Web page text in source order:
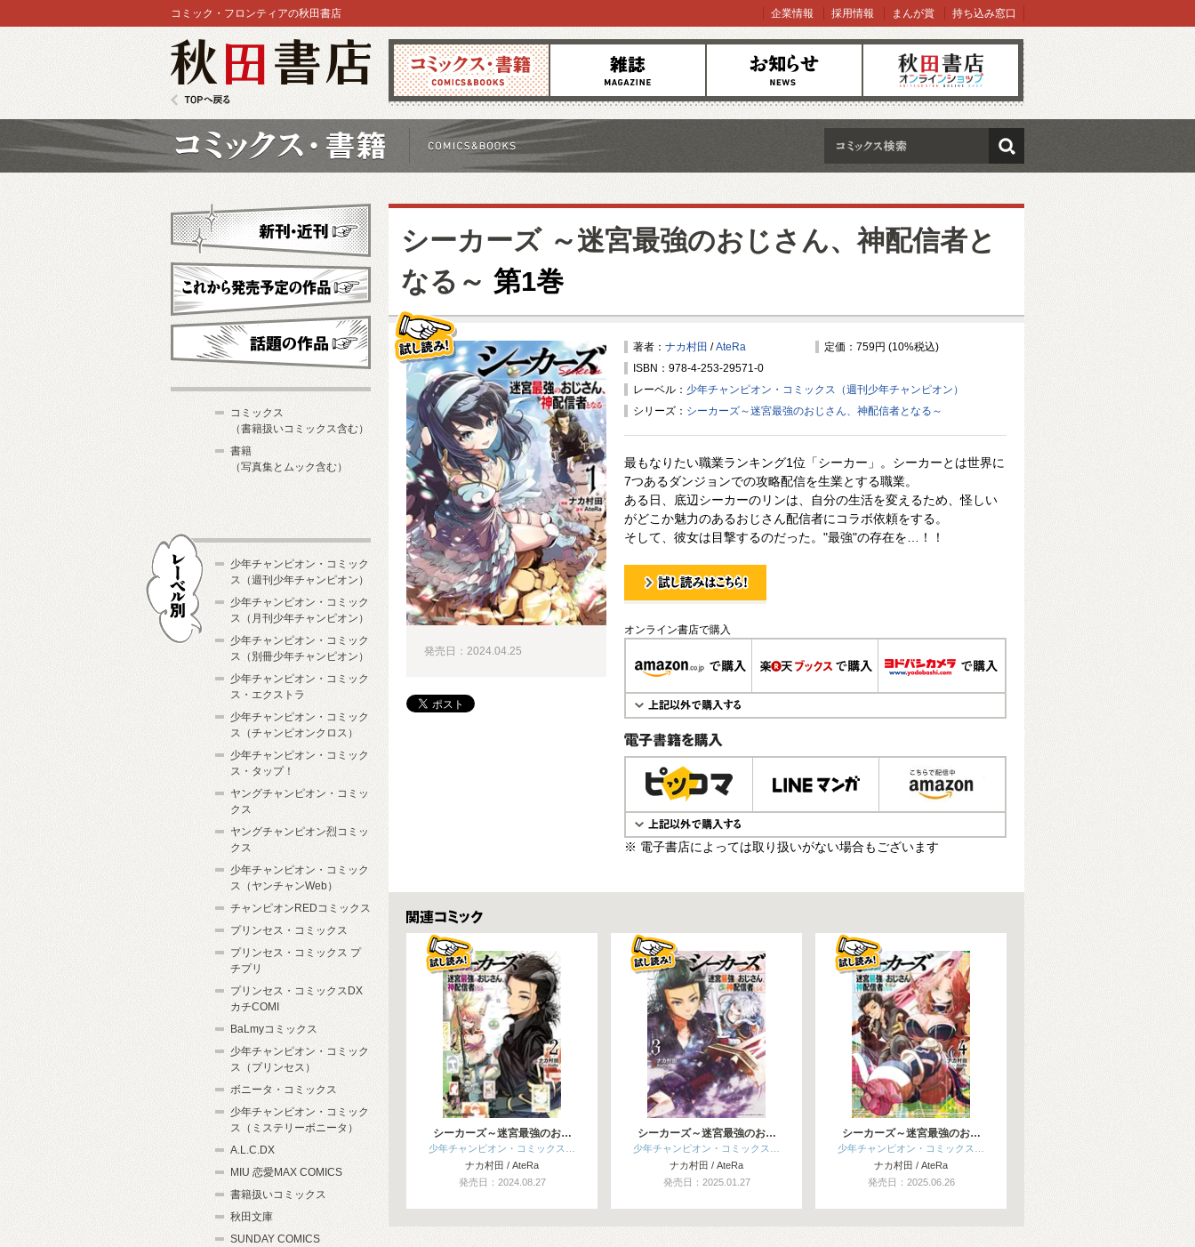
コミックス 雑誌 お知らせ オンラインショップ
コミック・フロンティアの秋田書店 企業情報 採用情報 まんが賞 持ち込み窓口
検索
シーカーズ ～迷宮最強のおじさん、神配信者と
なる～ 第1巻
著者： ナカ村田 /AteRa
定価：759円 (10%税込)
ISBN：978-4-253-29571-0
レーベル： 少年チャンピオン・コミックス（週刊少年チャンピオン）
シリーズ： シーカーズ～迷宮最強のおじさん、神配信者となる～
最もなりたい職業ランキング1位「シーカー」。シーカーとは世界に
7つあるダンジョンでの攻略配信を生業とする職業。
ある日、底辺シーカーのリンは、自分の生活を変えるため、怪しい
がどこか魅力のあるおじさん配信者にコラボ依頼をする。
そして、彼女は目撃するのだった。"最強"の存在を…！！
試し読み！
オンライン書店で購入
電子書籍で購入
※ 電子書店によっては取り扱いがない場合もございます
発売日：2024.04.25
関連コミックス
シーカーズ～迷宮最強のお…
少年チャンピオン・コミックス…
ナカ村田 / AteRa
発売日：2024.08.27
シーカーズ～迷宮最強のお…
少年チャンピオン・コミックス…
ナカ村田 / AteRa
発売日：2025.01.27
シーカーズ～迷宮最強のお…
少年チャンピオン・コミックス…
ナカ村田 / AteRa
発売日：2025.06.26
新刊・近刊
これから発売予定
コミックス
（書籍扱いコミックス含む）
書籍
（写真集とムック含む）
少年チャンピオン・コミック
ス（週刊少年チャンピオン）
少年チャンピオン・コミック
ス（月刊少年チャンピオン）
少年チャンピオン・コミック
ス（別冊少年チャンピオン）
少年チャンピオン・コミック
ス・エクストラ
少年チャンピオン・コミック
ス（チャンピオンクロス）
少年チャンピオン・コミック
ス・タップ！
ヤングチャンピオン・コミッ
クス
ヤングチャンピオン烈コミッ
クス
少年チャンピオン・コミック
ス（ヤンチャンWeb）
チャンピオンREDコミックス
プリンセス・コミックス
プリンセス・コミックス プ
チプリ
プリンセス・コミックスDX
カチCOMI
BaLmyコミックス
少年チャンピオン・コミック
ス（プリンセス）
ボニータ・コミックス
少年チャンピオン・コミック
ス（ミステリーボニータ）
A.L.C.DX
MIU 恋愛MAX COMICS
書籍扱いコミックス
秋田文庫
SUNDAY COMICS